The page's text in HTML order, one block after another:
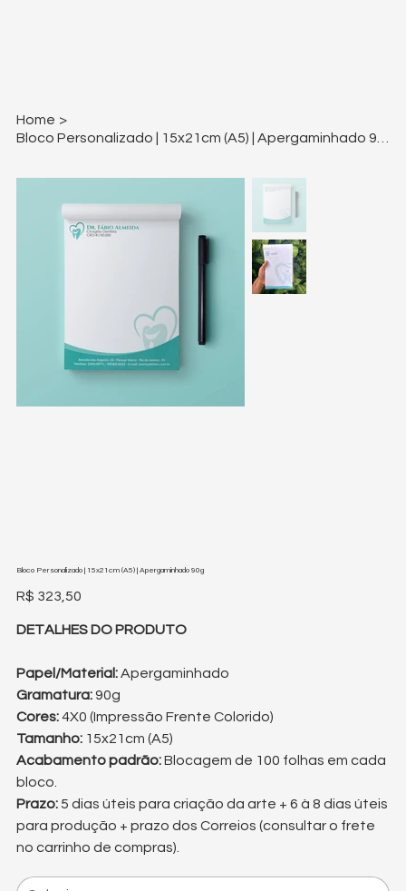
Home >
Bloco Personalizado | 15x21cm (A5) | Apergaminhado 90g
Preço
R$ 323,50
DETALHES DO PRODUTO
Papel/Material:Apergaminhado
Gramatura:90g
Cores:4X0 (Impressão Frente Colorido)
Tamanho:15x21cm (A5)
Acabamento padrão:Blocagem de 100 folhas em cada
bloco.
Prazo:5 dias úteis para criação da arte + 6 à 8 dias úteis
para produção + prazo dos Correios (consultar o frete
no carrinho de compras).